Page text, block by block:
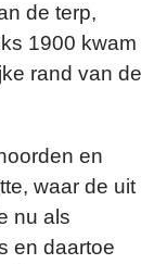
de terp,
1900 kwam
rand van de
en
waar de uit
nu als
en daartoe